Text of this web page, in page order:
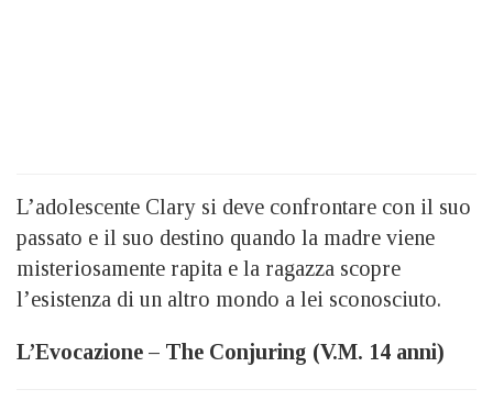
L’adolescente Clary si deve confrontare con il suo
passato e il suo destino quando la madre viene
misteriosamente rapita e la ragazza scopre
l’esistenza di un altro mondo a lei sconosciuto.
L’Evocazione – The Conjuring (V.M. 14 anni)